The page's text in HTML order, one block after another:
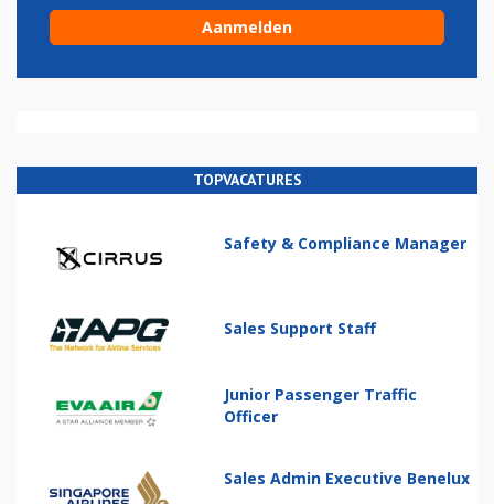
TOPVACATURES
Safety & Compliance Manager
Sales Support Staff
Junior Passenger Traffic
Officer
Sales Admin Executive Benelux